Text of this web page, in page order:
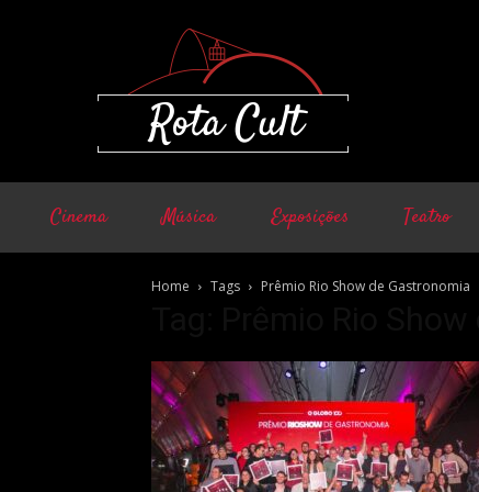
Cinema Música Exposições Teatro
Home Tags Prêmio Rio Show de Gastronomia